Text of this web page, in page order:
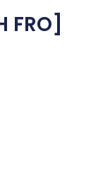
FRO]